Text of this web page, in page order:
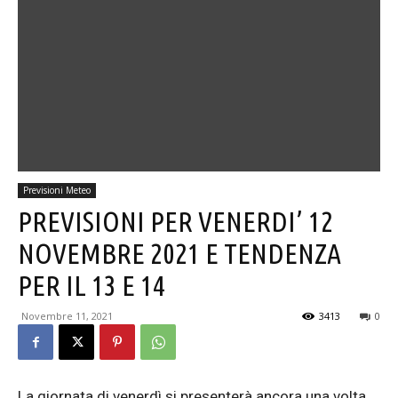
Previsioni Meteo
PREVISIONI PER VENERDI’ 12
NOVEMBRE 2021 E TENDENZA
PER IL 13 E 14
Novembre 11, 2021 0
3413